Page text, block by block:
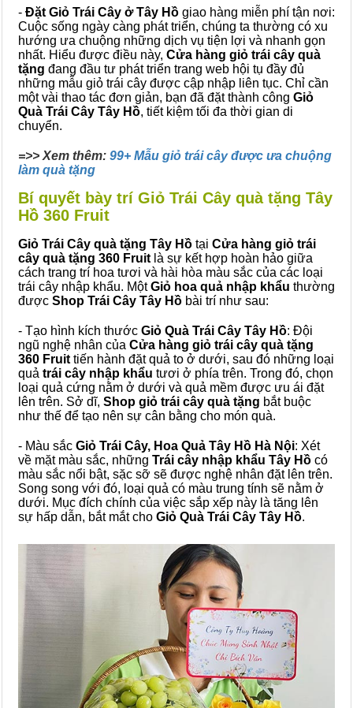
- Đặt Giỏ Trái Cây ở Tây Hồ giao hàng miễn phí tận nơi:
Cuộc sống ngày càng phát triển, chúng ta thường có xu
hướng ưa chuộng những dịch vụ tiện lợi và nhanh gọn
nhất. Hiểu được điều này, Cửa hàng giỏ trái cây quà
tặng đang đầu tư phát triển trang web hội tụ đầy đủ
những mẫu giỏ trái cây được cập nhập liên tục. Chỉ cần
một vài thao tác đơn giản, bạn đã đặt thành công Giỏ
Quà Trái Cây Tây Hồ, tiết kiệm tối đa thời gian di
chuyển.
=>> Xem thêm: 99+ Mẫu giỏ trái cây được ưa chuộng
làm quà tặng
Bí quyết bày trí Giỏ Trái Cây quà tặng Tây
Hồ 360 Fruit
Giỏ Trái Cây quà tặng Tây Hồ tại Cửa hàng giỏ trái
cây quà tặng 360 Fruit là sự kết hợp hoàn hảo giữa
cách trang trí hoa tươi và hài hòa màu sắc của các loại
trái cây nhập khẩu. MộtGiỏ hoa quả nhập khẩu thường
được Shop Trái Cây Tây Hồ bài trí như sau:
- Tạo hình kích thước Giỏ Quà Trái Cây Tây Hồ: Đội
ngũ nghệ nhân của Cửa hàng giỏ trái cây quà tặng
360 Fruit tiến hành đặt quả to ở dưới, sau đó những loại
quả trái cây nhập khẩu tươi ở phía trên. Trong đó, chọn
loại quả cứng nằm ở dưới và quả mềm được ưu ái đặt
lên trên. Sở dĩ, Shop giỏ trái cây quà tặng bắt buộc
như thế để tạo nên sự cân bằng cho món quà.
- Màu sắc Giỏ Trái Cây, Hoa Quả Tây Hồ Hà Nội: Xét
về mặt màu sắc, những Trái cây nhập khẩu Tây Hồ có
màu sắc nổi bật, sặc sỡ sẽ được nghệ nhân đặt lên trên.
Song song với đó, loại quả có màu trung tính sẽ nằm ở
dưới. Mục đích chính của việc sắp xếp này là tăng lên
sự hấp dẫn, bắt mắt cho Giỏ Quà Trái Cây Tây Hồ.